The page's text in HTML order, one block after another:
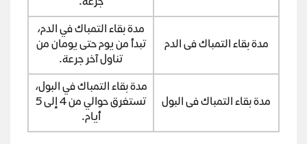
جرعة.
مدة بقاء التمباك فى الدم
مدة بقاء التمباك في الدم،
تبدأ من يوم حتى يومان من
تناول آخر جرعة.
مدة بقاء التمباك فى البول
مدة بقاء التمباك في البول،
تستغرق حوالي من 4 إلى 5
أيام.